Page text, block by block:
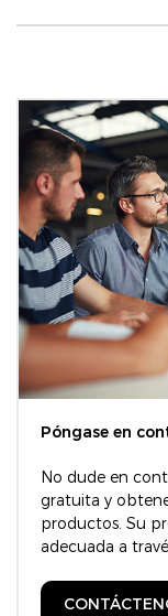
Póngase en
No dude en
gratuita y
productos. Su
adecuada a